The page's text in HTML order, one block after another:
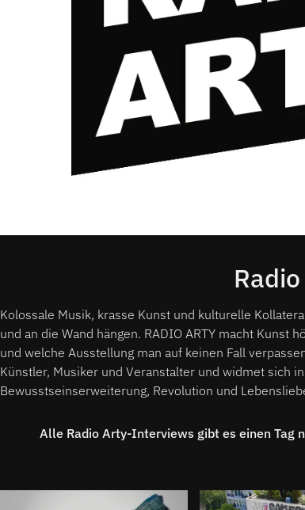
Kolossale Musik, krasse Kunst und kulturelle
und an die Wand hängen. RADIO ARTY macht
und welche Ausstellung man auf keinen Fall
Künstler, Musiker und Veranstalter und widmet sich
Bewusstseinserweiterung, Revolution und
Alle Radio Arty-Interviews gibt es einen Tag